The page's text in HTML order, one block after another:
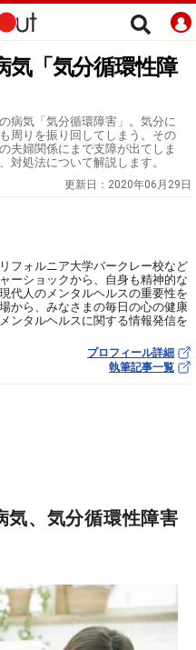
気「気分循環性障
病気「気分循環障害」。気分に
周りを振り回してしまう。その
夫婦関係にまで支障が出てしま
対処法について解説します。
更新日： 2020年06月29日
フォルニア大学バークレー校など
ーショックから、自身も精神的な
代人のメンタルヘルスの重要性を
から、みなさまの毎日の心の健康
ンタルヘルスに関する情報発信を
プロフィール詳細
執筆記事一覧
気、気分循環性障害